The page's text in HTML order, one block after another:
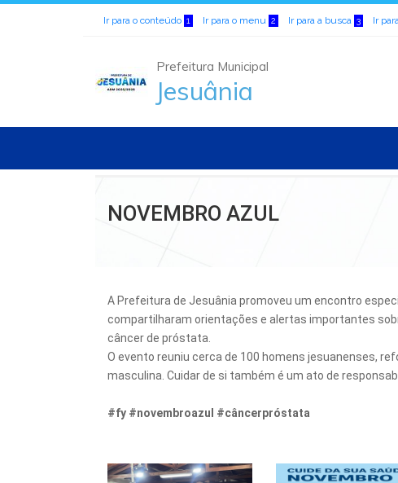
Ir para o conteúdo 1 Ir para o menu 2 Ir para a busca 3 Ir
Prefeitura Municipal
Jesuânia
NOVEMBRO AZUL
A Prefeitura de Jesuânia promoveu um encontro
compartilharam orientações e alertas importantes
câncer de próstata.
O evento reuniu cerca de 100 homens jesuanenses,
masculina. Cuidar de si também é um ato de
#fy #novembroazul #câncerpróstata